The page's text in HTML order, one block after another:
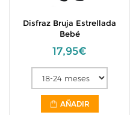
Disfraz Bruja Estrellada
Bebé
17,95€
AÑADIR